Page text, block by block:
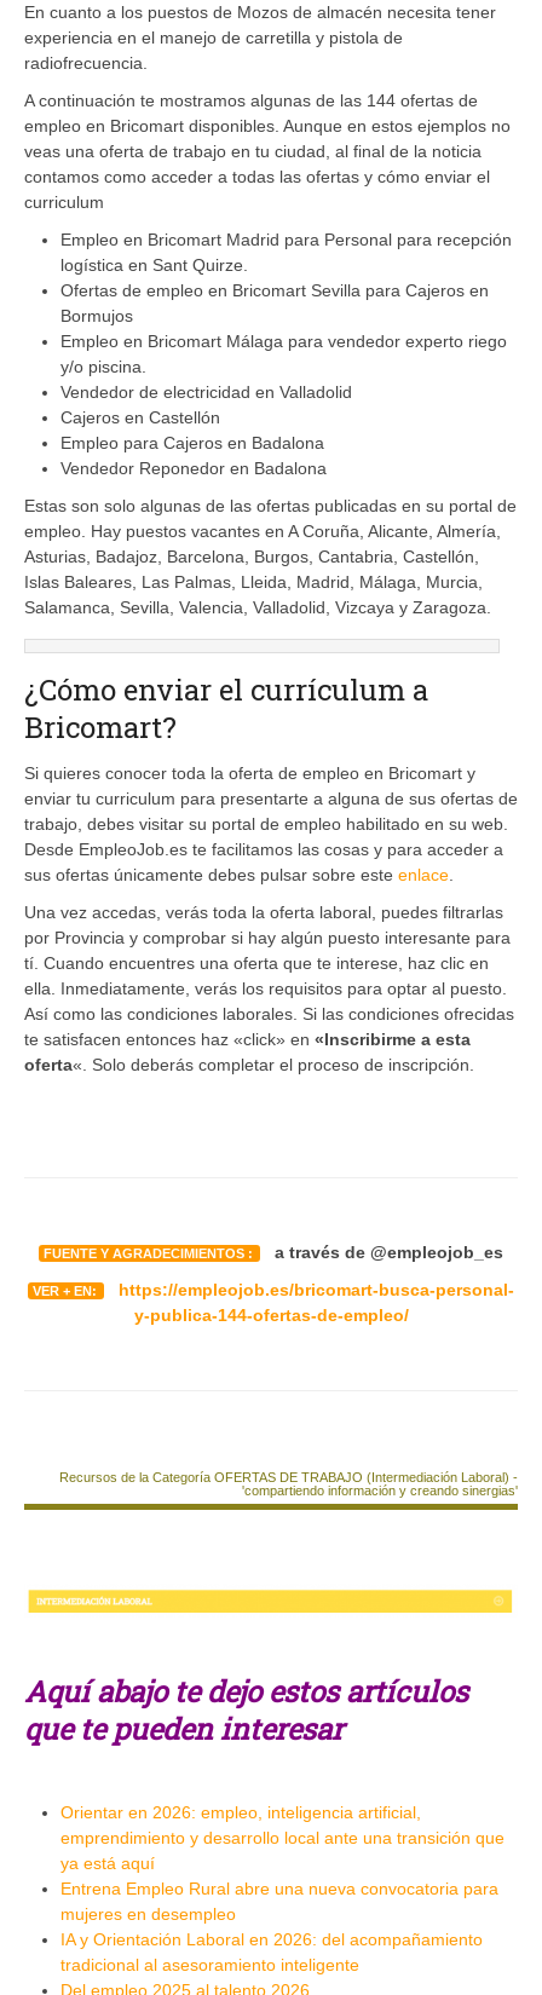
En cuanto a los puestos de Mozos de almacén necesita tener
experiencia en el manejo de carretilla y pistola de
radiofrecuencia.
A continuación te mostramos algunas de las 144 ofertas de
empleo en Bricomart disponibles. Aunque en estos ejemplos no
veas una oferta de trabajo en tu ciudad, al final de la noticia
contamos como acceder a todas las ofertas y cómo enviar el
curriculum
Empleo en Bricomart Madrid para Personal para recepción
logística en Sant Quirze.
Ofertas de empleo en Bricomart Sevilla para Cajeros en
Bormujos
Empleo en Bricomart Málaga para vendedor experto riego
y/o piscina.
Vendedor de electricidad en Valladolid
Cajeros en Castellón
Empleo para Cajeros en Badalona
Vendedor Reponedor en Badalona
Estas son solo algunas de las ofertas publicadas en su portal de
empleo. Hay puestos vacantes en A Coruña, Alicante, Almería,
Asturias, Badajoz, Barcelona, Burgos, Cantabria, Castellón,
Islas Baleares, Las Palmas, Lleida, Madrid, Málaga, Murcia,
Salamanca, Sevilla, Valencia, Valladolid, Vizcaya y Zaragoza.
¿Cómo enviar el currículum a
Bricomart?
Si quieres conocer toda la oferta de empleo en Bricomart y
enviar tu curriculum para presentarte a alguna de sus ofertas de
trabajo, debes visitar su portal de empleo habilitado en su web.
Desde EmpleoJob.es te facilitamos las cosas y para acceder a
sus ofertas únicamente debes pulsar sobre este enlace
Una vez accedas, verás toda la oferta laboral, puedes filtrarlas
por Provincia y comprobar si hay algún puesto interesante para
tí. Cuando encuentres una oferta que te interese, haz clic en
ella. Inmediatamente, verás los requisitos para optar al puesto.
Así como las condiciones laborales. Si las condiciones ofrecidas
te satisfacen entonces haz «click» en «Inscribirme a esta
oferta«. Solo deberás completar el proceso de inscripción.
FUENTE Y AGRADECIMIENTOS : a través de @empleojob_es
VER + EN:
https://empleojob.es/bricomart-busca-personal-
y-publica-144-ofertas-de-empleo/
Recursos de la Categoría OFERTAS DE TRABAJO (Intermediación Laboral) -
'compartiendo información y creando sinergias'
Aquí abajo te dejo estos artículos
que te pueden interesar
Orientar en 2026: empleo, inteligencia artificial,
emprendimiento y desarrollo local ante una transición que
ya está aquí
Entrena Empleo Rural abre una nueva convocatoria para
mujeres en desempleo
IA y Orientación Laboral en 2026: del acompañamiento
tradicional al asesoramiento inteligente
Del empleo 2025 al talento 2026